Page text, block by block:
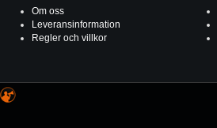
Om oss
Leveransinformation
Regler och villkor